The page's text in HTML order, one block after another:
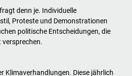
denn je. Individuelle
Proteste und Demonstrationen
politische Entscheidungen, die
Klimaverhandlungen. Diese jährlich